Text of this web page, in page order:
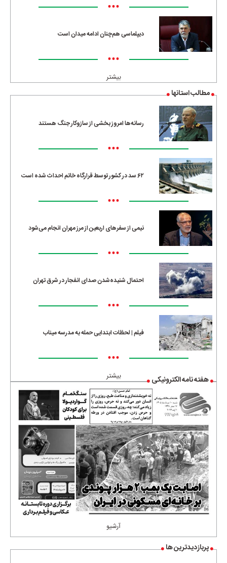
•••
دیپلماسی هم‌چنان ادامه میدان است
•••
بیشتر
مطالب استانها
رسانه‌ها امروز بخشی از سازوکار جنگ هستند
•••
۶۲ سد در کشور توسط قرارگاه خاتم احداث شده است
•••
نیمی از سفرهای اربعین از مرز مهران انجام می‌شود
•••
احتمال شنیده‌شدن صدای انفجار در شرق تهران
•••
فیلم | لحظات ابتدایی حمله به مدرسه میناب
•••
بیشتر هفته نامه الکترونیکی
آرشیو
پربازدیدترین ها